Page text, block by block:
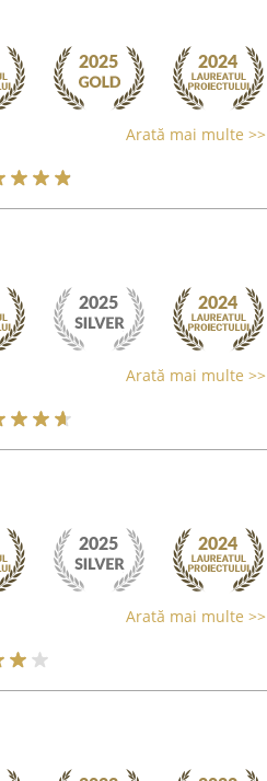
Arată mai multe >>
Arată mai multe >>
Arată mai multe >>